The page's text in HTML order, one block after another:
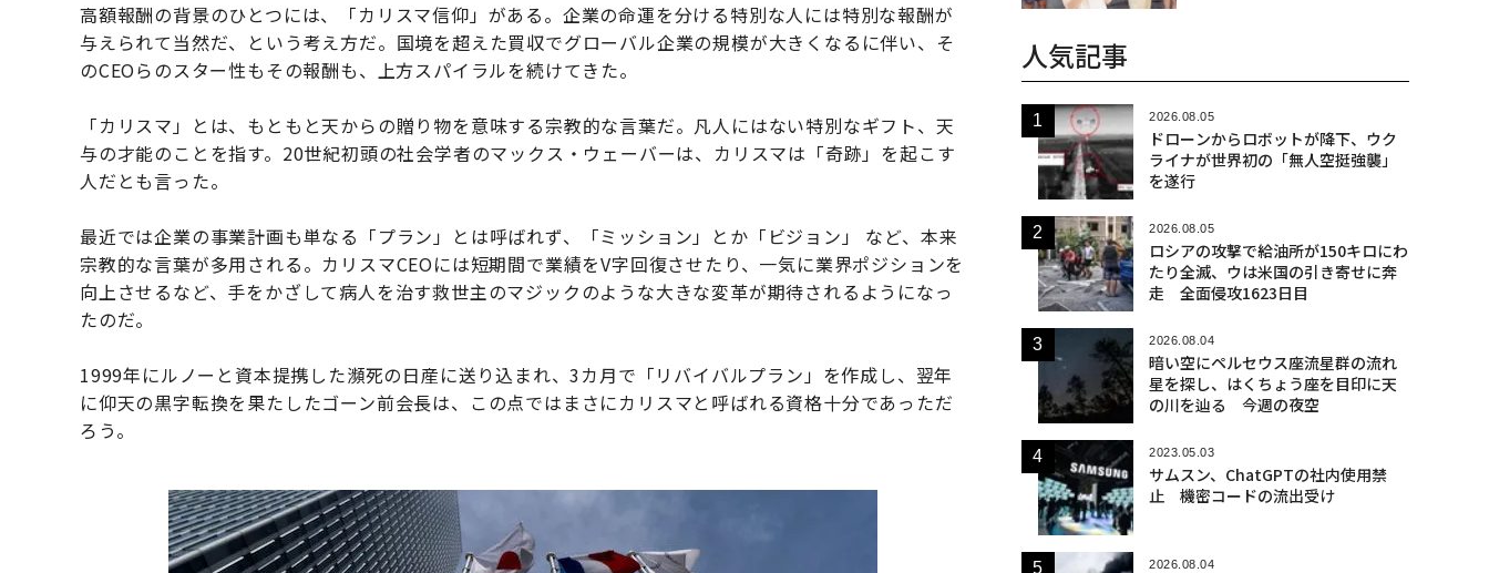
高額報酬の背景のひとつには、「カリスマ信仰」がある。企業の命運を分ける特別な人には特別な報酬が
与えられて当然だ、という考え方だ。国境を超えた買収でグローバル企業の規模が大きくなるに伴い、そ
のCEOらのスター性もその報酬も、上方スパイラルを続けてきた。
「カリスマ」とは、もともと天からの贈り物を意味する宗教的な言葉だ。凡人にはない特別なギフト、天
与の才能のことを指す。20世紀初頭の社会学者のマックス・ウェーバーは、カリスマは「奇跡」を起こす
人だとも言った。
最近では企業の事業計画も単なる「プラン」とは呼ばれず、「ミッション」とか「ビジョン」 など、本来
宗教的な言葉が多用される。カリスマCEOには短期間で業績をV字回復させたり、一気に業界ポジションを
向上させるなど、手をかざして病人を治す救世主のマジックのような大きな変革が期待されるようになっ
たのだ。
1999年にルノーと資本提携した瀕死の日産に送り込まれ、3カ月で「リバイバルプラン」を作成し、翌年
に仰天の黒字転換を果たしたゴーン前会長は、この点ではまさにカリスマと呼ばれる資格十分であっただ
ろう。
人気記事
2026.08.05
ドローンからロボットが降下、ウク
ライナが世界初の「無人空挺強襲」
を遂行
2026.08.05
ロシアの攻撃で給油所が150キロにわ
たり全滅、ウは米国の引き寄せに奔
走 全面侵攻1623日目
2026.08.04
暗い空にペルセウス座流星群の流れ
星を探し、はくちょう座を目印に天
の川を辿る 今週の夜空
2023.05.03
サムスン、ChatGPTの社内使用禁
止 機密コードの流出受け
2026.08.04